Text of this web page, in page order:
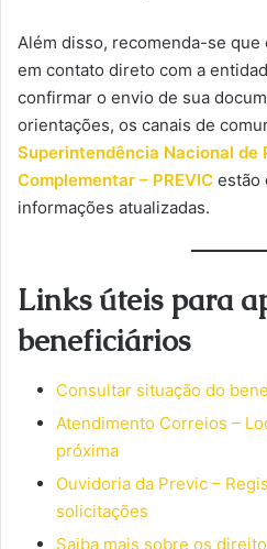
Além disso, recomenda-se
em contato direto com a
confirmar o envio de sua
orientações, os canais de
Superintendência Nacional de
Complementar – PREVIC estão
informações atualizadas.
Links úteis para
beneficiários
Consultar situação do
Atendimento Correios –
próxima
Ouvidoria da Previc –
solicitações
Saiba mais sobre os